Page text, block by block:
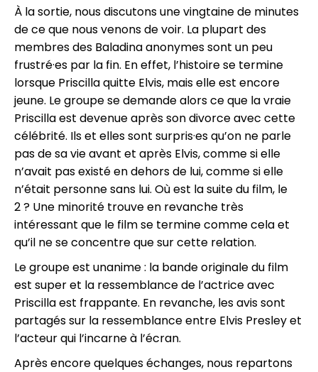
À la sortie, nous discutons une vingtaine de minutes
de ce que nous venons de voir. La plupart des
membres des Baladina anonymes sont un peu
frustré·es par la fin. En effet, l’histoire se termine
lorsque Priscilla quitte Elvis, mais elle est encore
jeune. Le groupe se demande alors ce que la vraie
Priscilla est devenue après son divorce avec cette
célébrité. Ils et elles sont surpris·es qu’on ne parle
pas de sa vie avant et après Elvis, comme si elle
n’avait pas existé en dehors de lui, comme si elle
n’était personne sans lui. Où est la suite du film, le
2 ? Une minorité trouve en revanche très
intéressant que le film se termine comme cela et
qu’il ne se concentre que sur cette relation.
Le groupe est unanime : la bande originale du film
est super et la ressemblance de l’actrice avec
Priscilla est frappante. En revanche, les avis sont
partagés sur la ressemblance entre Elvis Presley et
l’acteur qui l’incarne à l’écran.
Après encore quelques échanges, nous repartons